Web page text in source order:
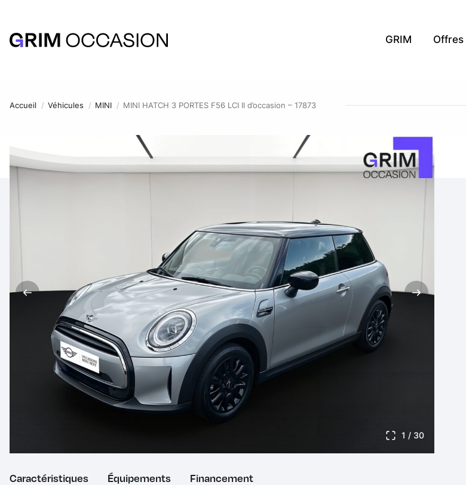
GRIM Offres
Accueil Véhicules MINI MINI HATCH 3 PORTES F56 LCI II d’occasion – 17873
1 / 30
Caractéristiques Équipements Financement